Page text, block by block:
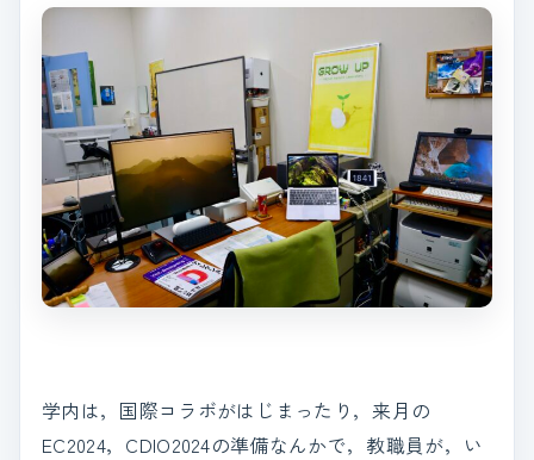
学内は，国際コラボがはじまったり，来月の
EC2024，CDIO2024の準備なんかで，教職員が，い